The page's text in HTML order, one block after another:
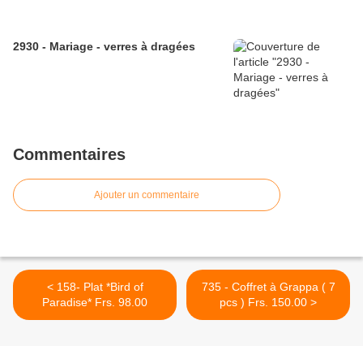
2930 - Mariage - verres à dragées
Commentaires
Ajouter un commentaire
< 158- Plat *Bird of
Paradise* Frs. 98.00
735 - Coffret à Grappa ( 7
pcs ) Frs. 150.00 >